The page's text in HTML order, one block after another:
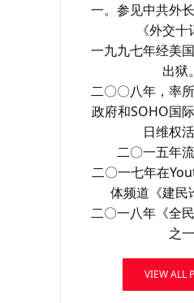
一。参见中共外
《外交十
一九九七年经美
出狱。
二〇〇八年，率
政府和SOHO国
日维权活
二〇一五年流
二〇一七年在
体频道《建民
二〇一八年《全
之一
VIEW ALL